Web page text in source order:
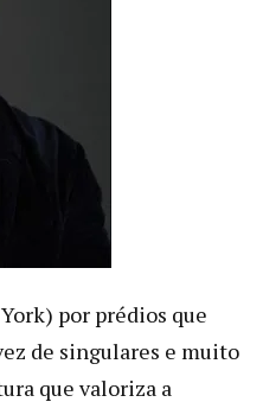
por prédios que
de singulares e muito
que valoriza a